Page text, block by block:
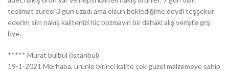
teslimat süresi 3 gün uzadı ama olsun beklediğime deydi teşşekür
ederim sim nakış kalitenizi hiç bozmayın bir dahaki alış verişte grş
bye.
***** Murat bülbül (İstanbul)
19-1-2021 Merhaba, ürünle birinci kalite çok güzel malzemeye sahip